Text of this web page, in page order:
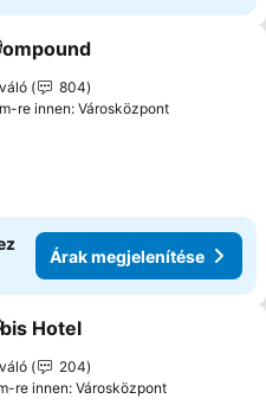
a kedvencekhez
804
re innen: Városközpont
Árak megjelenítése
a kedvencekhez
Hotel
204
re innen: Városközpont